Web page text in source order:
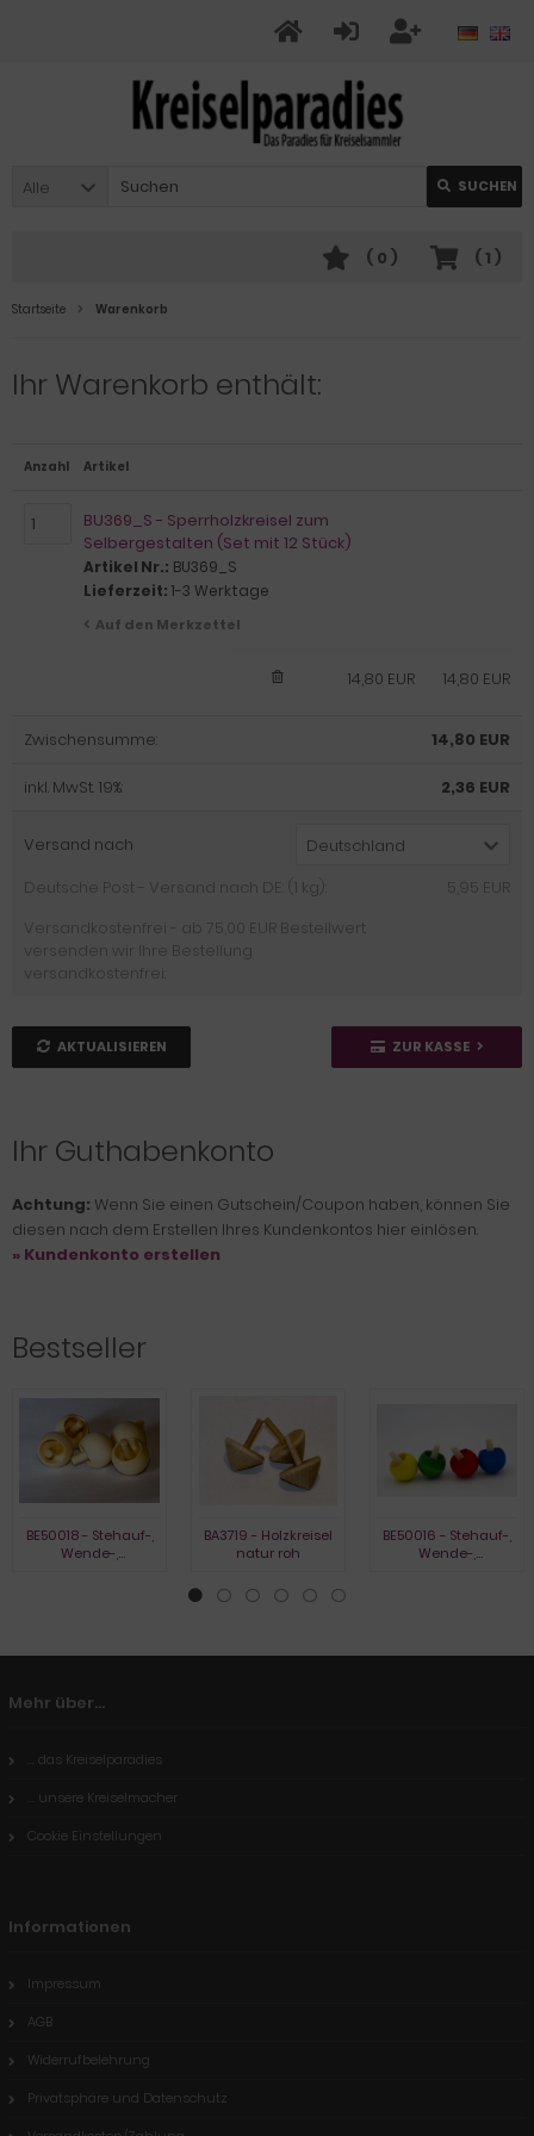
Alle SUCHEN
( 1 )
( 0 )
Startseite Warenkorb
Ihr Warenkorb enthält:
Anzahl Artikel
BU369_S - Sperrholzkreisel zum
Selbergestalten (Set mit 12 Stück)
Artikel Nr.: BU369_S
Lieferzeit: 1-3 Werktage
Auf den Merkzettel
14,80 EUR
14,80 EUR
Zwischensumme: 14,80 EUR
inkl. MwSt. 19%: 2,36 EUR
Versand nach
Deutschland
Deutsche Post - Versand nach DE: (1 kg):
5,95 EUR
Versandkostenfrei - ab 75,00 EUR Bestellwert
versenden wir Ihre Bestellung
versandkostenfrei:
AKTUALISIEREN ZUR KASSE
Ihr Guthabenkonto
Achtung: Wenn Sie einen Gutschein/Coupon haben, können Sie
diesen nach dem Erstellen Ihres Kundenkontos hier einlösen.
» Kundenkonto erstellen
Bestseller
BE50018 - Stehauf-,
Wende-,
BA3719 - Holzkreisel
natur roh
BE50016 - Stehauf-,
Wende-,
Mehr über...
... das Kreiselparadies
... unsere Kreiselmacher
Cookie Einstellungen
Informationen
Impressum
AGB
Widerrufbelehrung
Privatsphäre und Datenschutz